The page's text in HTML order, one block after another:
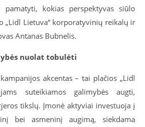
kokias perspektyvas siūlo
„Lidl Lietuva“ korporatyvinių reikalų ir
Antanas Bubnelis.
nuolat tobulėti
akcentas – tai plačios „Lidl
suteikiamos galimybės augti,
tikslų. Įmonė aktyviai investuoja į
bei asmeninį augimą, siekdama